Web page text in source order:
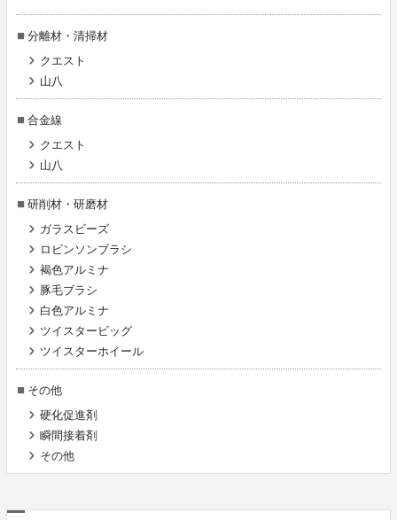
分離材・清掃材
クエスト
山八
合金線
クエスト
山八
研削材・研磨材
ガラスビーズ
ロビンソンブラシ
褐色アルミナ
豚毛ブラシ
白色アルミナ
ツイスタービッグ
ツイスターホイール
その他
硬化促進剤
瞬間接着剤
その他